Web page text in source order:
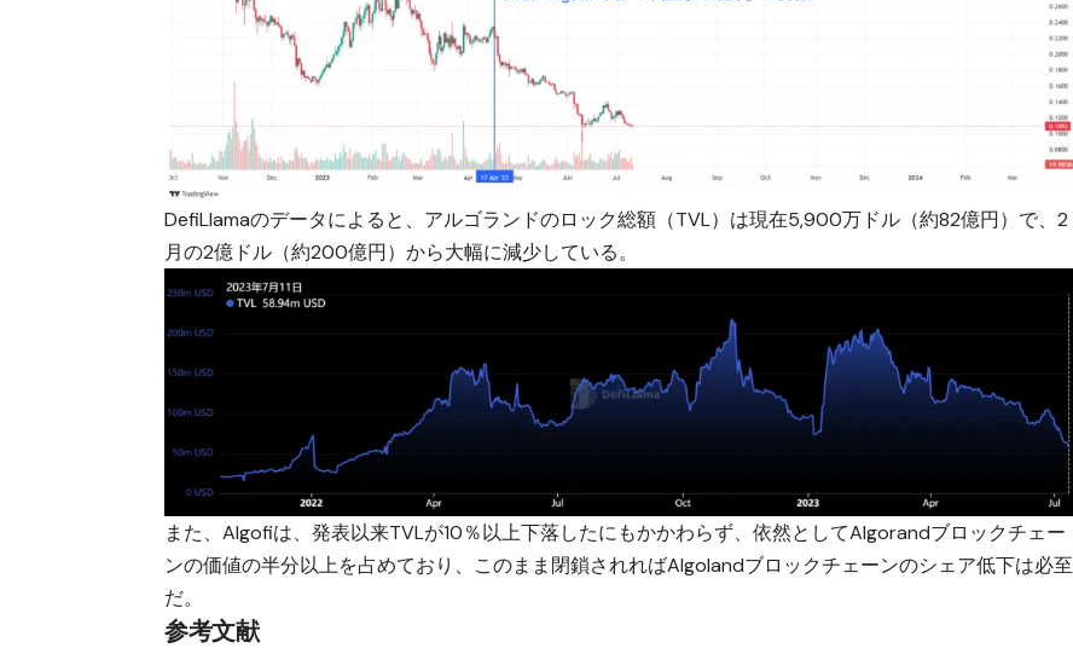
DefiLlamaのデータによると、アルゴランドのロック総額（TVL）は現在5,900万ドル（約82億円）で、2
月の2億ドル（約200億円）から大幅に減少している。
また、Algofiは、発表以来TVLが10％以上下落したにもかかわらず、依然としてAlgorandブロックチェー
ンの価値の半分以上を占めており、このまま閉鎖されればAlgolandブロックチェーンのシェア低下は必至
だ。
参考文献